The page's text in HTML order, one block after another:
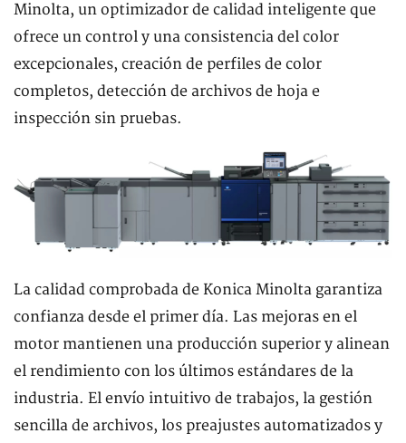
Minolta, un optimizador de calidad inteligente que
ofrece un control y una consistencia del color
excepcionales, creación de perfiles de color
completos, detección de archivos de hoja e
inspección sin pruebas.
La calidad comprobada de Konica Minolta garantiza
confianza desde el primer día. Las mejoras en el
motor mantienen una producción superior y alinean
el rendimiento con los últimos estándares de la
industria. El envío intuitivo de trabajos, la gestión
sencilla de archivos, los preajustes automatizados y